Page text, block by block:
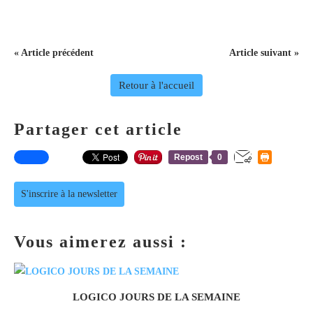
« Article précédent Article suivant »
Retour à l'accueil
Partager cet article
Repost 0
S'inscrire à la newsletter
Vous aimerez aussi :
LOGICO JOURS DE LA SEMAINE